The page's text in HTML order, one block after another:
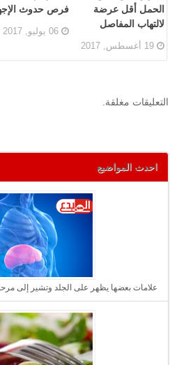
الحمل أقل عرضة
لالتهاب المفاصل
19 أغسطس, 2017
فرص حدوث
06 يوليو, 2017
التعليقات مغلقة.
احدث المواضيع
علامات بعضها يظهر على الجلد وتشير إلى